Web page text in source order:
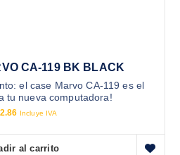
CA-119 BK BLACK
el case Marvo CA-119 es el
tu nueva computadora!
Incluye IVA
al carrito